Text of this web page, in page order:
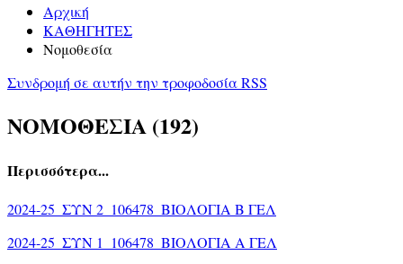
Αρχική
ΚΑΘΗΓΗΤΕΣ
Νομοθεσία
Συνδρομή σε αυτήν την τροφοδοσία RSS
ΝΟΜΟΘΕΣΙΑ (192)
Περισσότερα...
2024-25_ΣΥΝ 2_106478_ΒΙΟΛΟΓΙΑ Β ΓΕΛ
2024-25_ΣΥΝ 1_106478_ΒΙΟΛΟΓΙΑ Α ΓΕΛ